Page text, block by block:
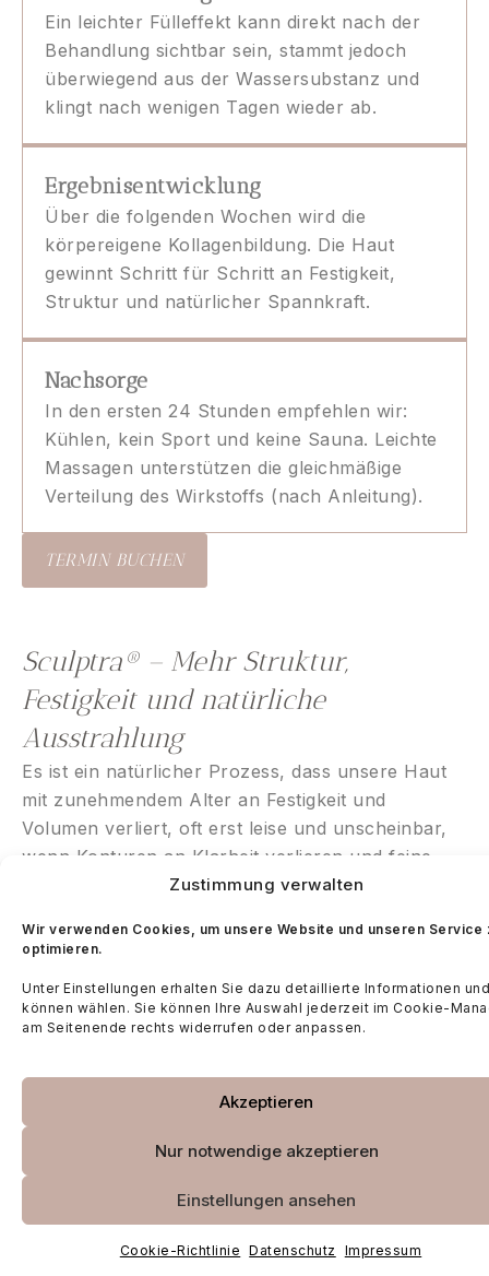
Zustimmung verwalten
Wir verwenden Cookies, um unsere Website und unseren Service
optimieren.
Unter Einstellungen erhalten Sie dazu detaillierte Informationen und
können wählen. Sie können Ihre Auswahl jederzeit im Cookie-
am Seitenende rechts widerrufen oder anpassen.
Akzeptieren
Nur notwendige akzeptieren
Einstellungen ansehen
Cookie-Richtlinie Datenschutz Impressum
Ein leichter Fülleffekt kann direkt nach der
Behandlung sichtbar sein, stammt jedoch
überwiegend aus der Wassersubstanz und
klingt nach wenigen Tagen wieder ab.
Ergebnisentwicklung
Über die folgenden Wochen wird die
körpereigene Kollagenbildung. Die Haut
gewinnt Schritt für Schritt an Festigkeit,
Struktur und natürlicher Spannkraft.
Nachsorge
In den ersten 24 Stunden empfehlen wir:
Kühlen, kein Sport und keine Sauna. Leichte
Massagen unterstützen die gleichmäßige
Verteilung des Wirkstoffs (nach Anleitung).
TERMIN BUCHEN
Sculptra® – Mehr Struktur,
Festigkeit und natürliche
Ausstrahlung
Es ist ein natürlicher Prozess, dass unsere Haut
mit zunehmendem Alter an Festigkeit und
Volumen verliert, oft erst leise und unscheinbar,
wenn Konturen an Klarheit verlieren und feine
Fältchen beginnen, sich zu vertiefen.
Mit Sculptra® setzen wir in München genau hier
an: Tief in der Dermis unterstützen wir Ihre Haut
auf natürlichem Weg, indem wir den
körpereigenen Kollagenaufbau aktivieren. 1Die
sich langsam entfaltet und nicht über sofortige
Haben Sie Interesse daran, mehr über Sculptra®
zu erfahren? In einem unverbindlichen
Erstgespräch beraten wir Sie gerne persönlich
und prüfen, wie wir Ihre Hautziele am besten
erreichen können – Wir freuen uns darauf, Sie